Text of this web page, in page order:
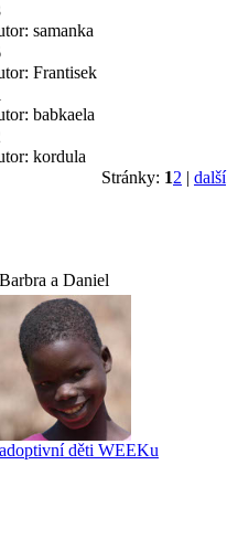
samanka
Frantisek
babkaela
kordula
Stránky: 12 | další
Barbra a Daniel
adoptivní děti WEEKu